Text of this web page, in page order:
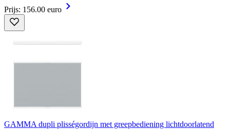
Prijs: 156.00 euro
GAMMA dupli plisségordijn met greepbediening lichtdoorlatend